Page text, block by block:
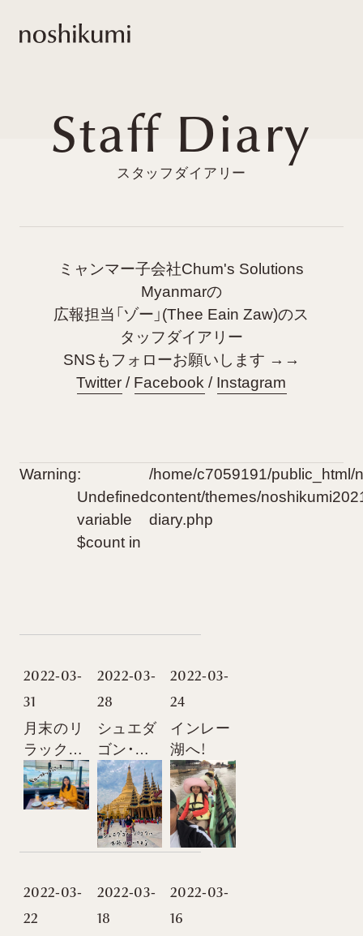
Staff Diary
ミャンマー子会社Chum's Solutions
Myanmarの
広報担当「ゾー」(Thee Eain Zaw)のス
タッフダイアリー
SNSもフォローお願いします →→
Twitter / Facebook / Instagram
Warning:
Undefined
variable
$count in
/home/c7059191/public_html/
content/themes/
diary.php
2022-03-
31
月末のリ
ラックス
タイム♥
2022-03-
28
シュエダ
ゴン・パ
ゴダ
2022-03-
24
インレー
湖へ！
2022-03-
22
2022-03-
18
2022-03-
16